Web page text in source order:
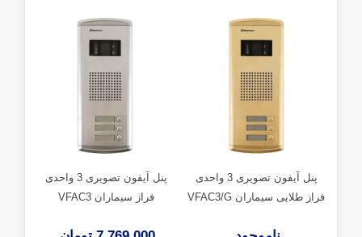
پنل آیفون تصویری 3 واحدی
فراز طلایی سیماران VFAC3/G
پنل آیفون تصویری 3 واحدی
فراز سیماران VFAC3